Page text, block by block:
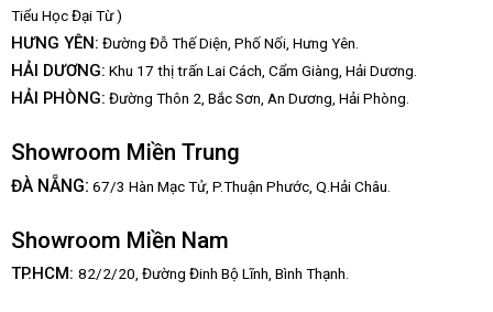
Tiểu Học Đại Từ )
HƯNG YÊN: Đường Đỗ Thế Diện, Phố Nối, Hưng Yên.
HẢI DƯƠNG: Khu 17 thị trấn Lai Cách, Cẩm Giàng, Hải Dương.
HẢI PHÒNG: Đường Thôn 2, Bắc Sơn, An Dương, Hải Phòng.
Showroom Miền Trung
ĐÀ NẴNG: 67/3 Hàn Mạc Tử, P.Thuận Phước, Q.Hải Châu.
Showroom Miền Nam
TP.HCM: 82/2/20, Đường Đinh Bộ Lĩnh, Bình Thạnh.